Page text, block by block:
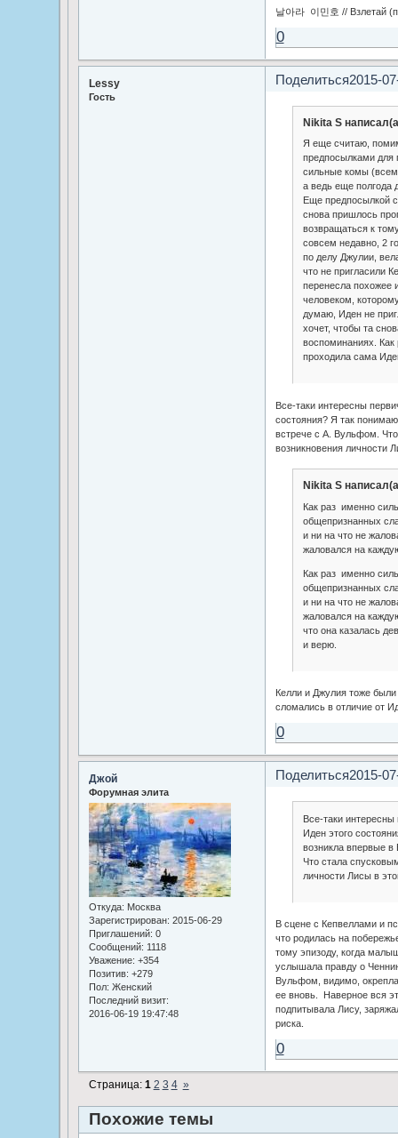
날아라 이민호 // Взлетай
0
Поделиться2015-
Lessy
Гость
Nikita S
Я еще считаю,
предпосылками для
сильные комы (всем
а ведь еще
Еще предпосылкой
снова пришлось
возвращаться к
совсем недавно, 2
по делу Джулии,
что не пригласили
перенесла похожее
человеком,
думаю, Иден не
хочет, чтобы та
воспоминаниях. Как
проходила сама
Все-таки интересны
состояния? Я так
встрече с А. Вульфом.
возникновения личности
Nikita S
Как раз именно
общепризнанных
и ни на что не
жаловался на
Как раз именно
общепризнанных
и ни на что не
жаловался на
что она казалась
и верю.
Келли и Джулия тоже
сломались в отличие от
0
Поделиться2015-
Джой
Форумная элита
Откуда: Москва
Зарегистрирован: 2015-06-29
Приглашений: 0
Сообщений: 1118
Уважение: +354
Позитив: +279
Пол: Женский
Последний визит:
2016-06-19 19:47:48
Все-таки
Иден этого
возникла впервые
Что стала
личности Лисы в
В сцене с Кепвеллами и
что родилась на
тому эпизоду, когда
услышала правду о
Вульфом, видимо,
ее вновь. Наверное вся
подпитывала Лису,
риска.
0
Страница: 1 2 3 4 »
Похожие темы